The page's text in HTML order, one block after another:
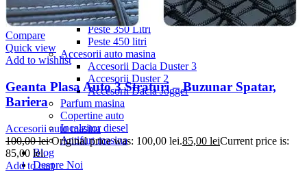
Portbagaj Plafon Auto
Sub 350 Litri
Peste 350 Litri
Peste 450 litri
Accesorii auto masina
Accesorii Dacia Duster 3
Accesorii Duster 2
Accesorii Dacia Jogger
Parfum masina
Copertine auto
Incalzitor diesel
Antifurt masina
Blog
Despre Noi
Compare
Quick view
Add to wishlist
Geanta Plasa Auto 3 Straturi – Buzunar Spatar,
Bariera
Accesorii auto masina
100,00lei Original price was: 100,00 lei.85,00 leiCurrent price is:
85,00 lei.
Add to cart